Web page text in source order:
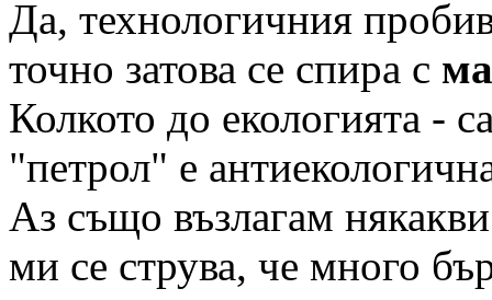
Да, технологичния
точно затова се спира с
Колкото до екологията -
"петрол" е
Аз също възлагам
ми се струва, че много